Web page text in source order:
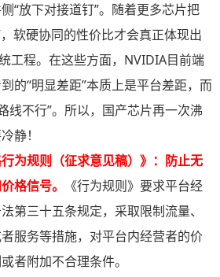
“放下对接道钉”。随着更多芯片把
软硬协同的性价比才会真正体现出
工程。在这些方面，NVIDIA目前端
的“明显差距”本质上是平台差距，而
线不行”。所以，国产芯片再一次沸
静！
行为规则（征求意见稿）》：防止无
格信号。
《行为规则》要求平台经
第三十五条规定，采取限制流量、
服务等措施，对平台内经营者的价
者附加不合理条件。